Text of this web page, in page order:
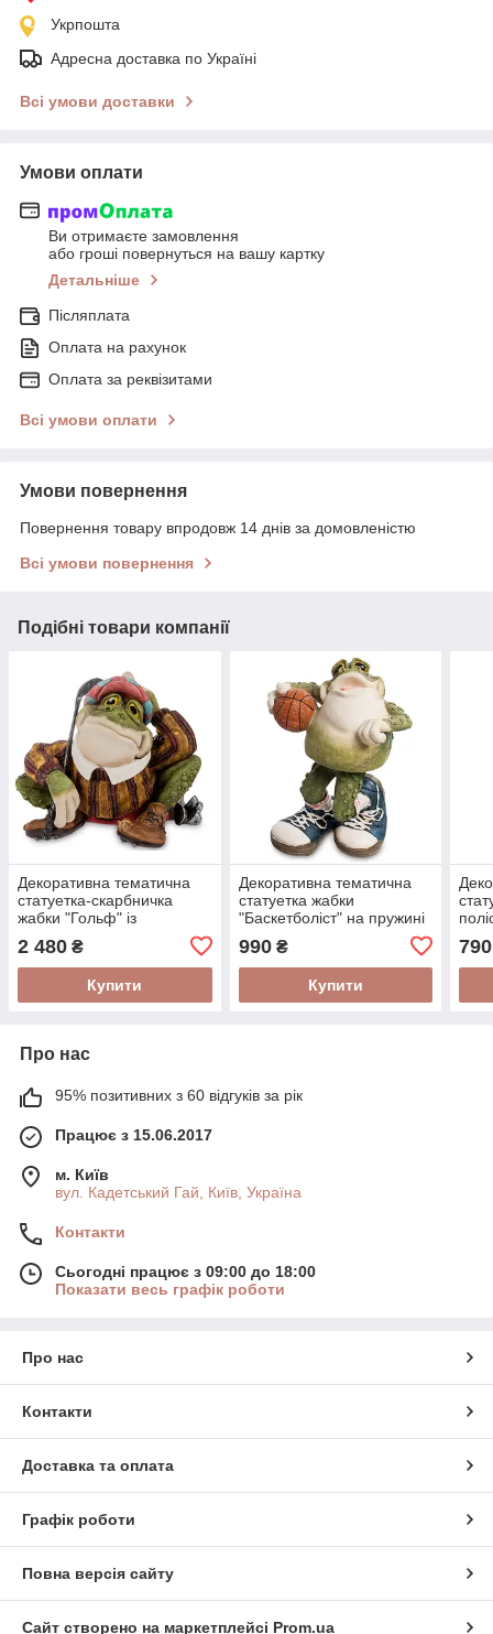
Укрпошта
Адресна доставка по Україні
Всі умови доставки
Умови оплати
Ви отримаєте замовлення
або гроші повернуться на вашу картку
Детальніше
Післяплата
Оплата на рахунок
Оплата за реквізитами
Всі умови оплати
Умови повернення
Повернення товару впродовж 14 днів за домовленістю
Всі умови повернення
Подібні товари компанії
Декоративна тематична
статуетка-скарбничка
жабки "Гольф" із
американського бренду
Sealmark
2 480 ₴
Купити
Декоративна тематична
статуетка жабки
"Баскетболіст" на пружині
американського бренду
Sealmark
990₴
Купити
790
Про нас
95% позитивних з 60 відгуків за рік
Працює з 15.06.2017
м. Київ
вул. Кадетський Гай, Київ, Україна
Контакти
Сьогодні працює з 09:00 до 18:00
Показати весь графік роботи
Про нас
Контакти
Доставка та оплата
Графік роботи
Повна версія сайту
Сайт створено на маркетплейсі Prom.ua